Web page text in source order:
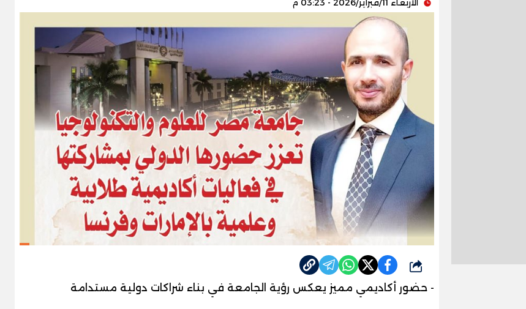
الأربعاء 11/فبراير/2026 - 03:23 م
شارك
- حضور أكاديمي مميز يعكس رؤية الجامعة في بناء شراكات دولية مستدامة